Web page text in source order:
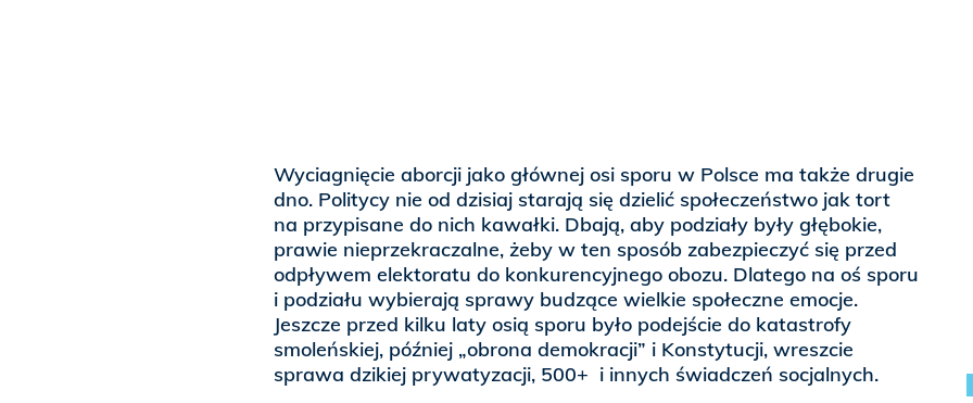
Wyciagnięcie aborcji jako głównej osi sporu w Polsce ma także drugie
dno. Politycy nie od dzisiaj starają się dzielić społeczeństwo jak tort
na przypisane do nich kawałki. Dbają, aby podziały były głębokie,
prawie nieprzekraczalne, żeby w ten sposób zabezpieczyć się przed
odpływem elektoratu do konkurencyjnego obozu. Dlatego na oś sporu
i podziału wybierają sprawy budzące wielkie społeczne emocje.
Jeszcze przed kilku laty osią sporu było podejście do katastrofy
smoleńskiej, później „obrona demokracji” i Konstytucji, wreszcie
sprawa dzikiej prywatyzacji, 500+ i innych świadczeń socjalnych.